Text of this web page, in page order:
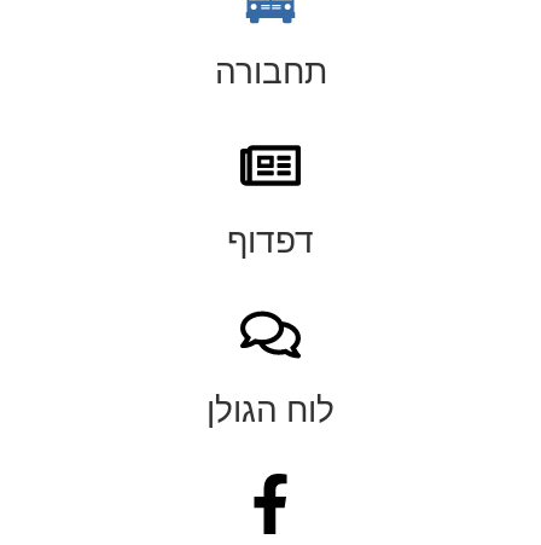
תחבורה
דפדוף
לוח הגולן